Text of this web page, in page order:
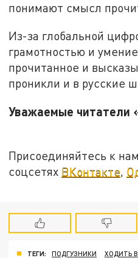
понимают смысл
Из-за глобальной
грамотностью и
прочитанное и
проникли и в русские
Уважаемые читатели
Присоединяйтесь к
соцсетях ВКонтакте,
ТЕГИ: ПОДГУЗНИКИ ХОДИТЬ